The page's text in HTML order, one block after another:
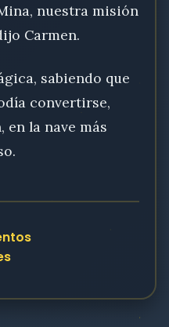
nuestra misión
Carmen.
sabiendo que
convertirse,
en la nave más